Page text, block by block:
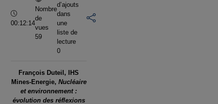
Durée :
00:12:14
Nombre
de
vues
59
d’ajouts
dans
une
liste de
lecture
0
François Duteil, IHS
Mines-Energie, Nucléaire
et environnement :
évolution des réflexions